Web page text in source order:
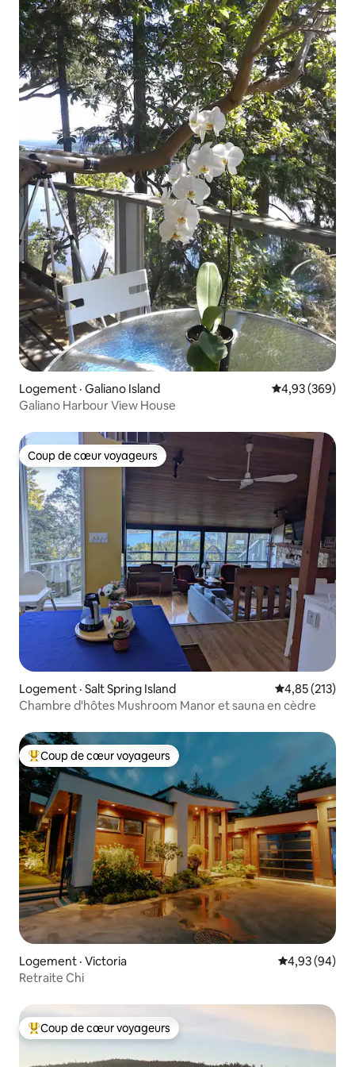
Logement · Galiano Island Note
4,93 (369)
Galiano Harbour View House
Coup de cœur voyageurs
Coup de cœur voyageurs
Logement · Salt Spring Island Note
4,85 (213)
Chambre d'hôtes Mushroom Manor et sauna en cèdre
Coup de cœur voyageurs parmi les plus aimés
Coup de cœur voyageurs
Logement · Victoria Note
4,93 (94)
Retraite Chi
Coup de cœur voyageurs parmi les plus aimés
Coup de cœur voyageurs